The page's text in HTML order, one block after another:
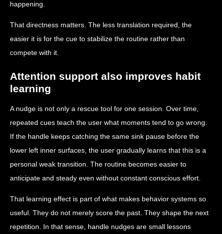
happening.
That directness matters. The less translation required, the
easier it is for the cue to stabilize the routine rather than
compete with it.
Attention support also improves habit
learning
A nudge is not only a rescue tool for one session. Over time,
repeated cues teach the user what moments tend to go wrong.
If the handle keeps catching the same sink pause before the
lower left inner surfaces, the user gradually learns that this is a
personal weak transition. The routine becomes easier to
anticipate and steady even without constant conscious effort.
That learning effect is part of what makes behavior systems so
useful. They do not merely score the past. They shape the next
repetition. In that sense, handle nudges are small lessons